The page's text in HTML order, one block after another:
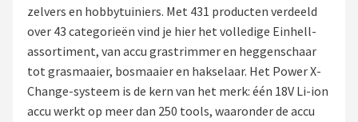
Grasmaaiers
Hogedrukreinigers
Grastrimmers
zelvers en hobbytuiniers. Met 431 producten verdeeld
over 43 categorieën vind je hier het volledige Einhell-
assortiment, van accu grastrimmer en heggenschaar
tot grasmaaier, bosmaaier en hakselaar. Het Power X-
Change-systeem is de kern van het merk: één 18V Li-ion
accu werkt op meer dan 250 tools, waaronder de accu